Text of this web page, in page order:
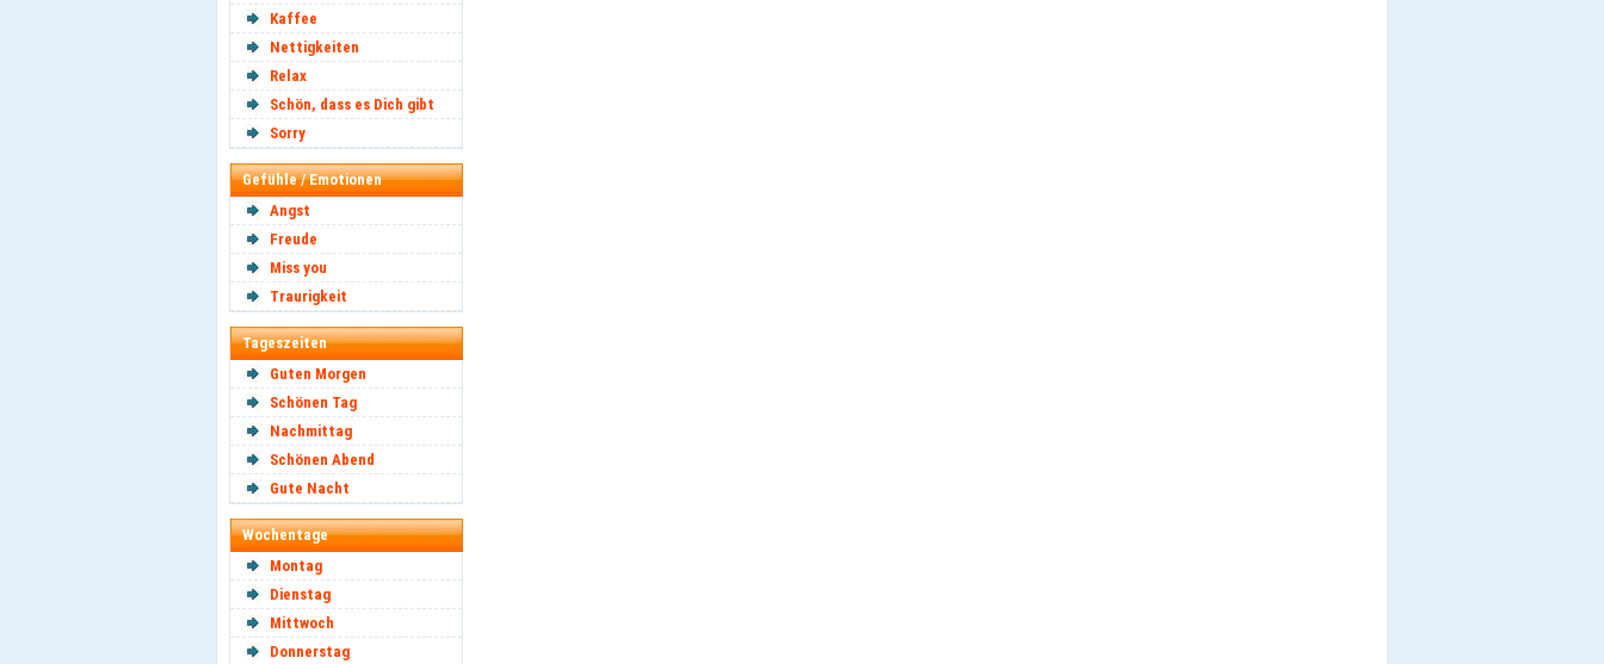
Kaffee
Nettigkeiten
Relax
Schön, dass es Dich gibt
Sorry
Gefühle / Emotionen
Angst
Freude
Miss you
Traurigkeit
Tageszeiten
Guten Morgen
Schönen Tag
Nachmittag
Schönen Abend
Gute Nacht
Wochentage
Montag
Dienstag
Mittwoch
Donnerstag